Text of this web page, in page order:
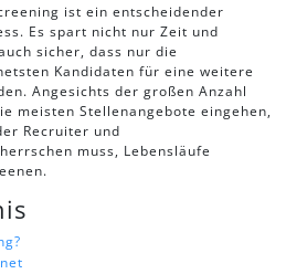
ist ein entscheidender
Es spart nicht nur Zeit und
sicher, dass nur die
Kandidaten für eine weitere
Angesichts der großen Anzahl
meisten Stellenangebote eingehen,
Recruiter und
muss, Lebensläufe